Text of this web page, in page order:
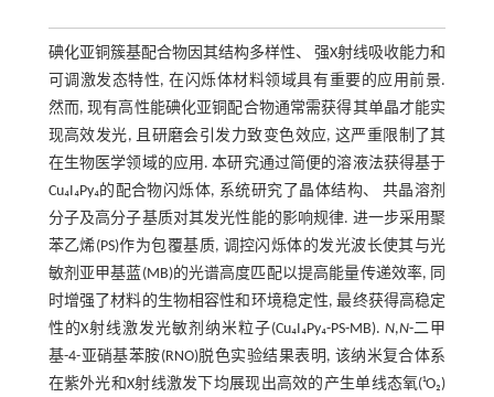
碘化亚铜簇基配合物因其结构多样性、 强X射线吸收能力和
可调激发态特性, 在闪烁体材料领域具有重要的应用前景.
然而, 现有高性能碘化亚铜配合物通常需获得其单晶才能实
现高效发光, 且研磨会引发力致变色效应, 这严重限制了其
在生物医学领域的应用. 本研究通过简便的溶液法获得基于
Cu₄I₄Py₄的配合物闪烁体, 系统研究了晶体结构、 共晶溶剂
分子及高分子基质对其发光性能的影响规律. 进一步采用聚
苯乙烯(PS)作为包覆基质, 调控闪烁体的发光波长使其与光
敏剂亚甲基蓝(MB)的光谱高度匹配以提高能量传递效率, 同
时增强了材料的生物相容性和环境稳定性, 最终获得高稳定
性的X射线激发光敏剂纳米粒子(Cu₄I₄Py₄-PS-MB). N,N-二甲
基-4-亚硝基苯胺(RNO)脱色实验结果表明, 该纳米复合体系
在紫外光和X射线激发下均展现出高效的产生单线态氧(¹O₂)